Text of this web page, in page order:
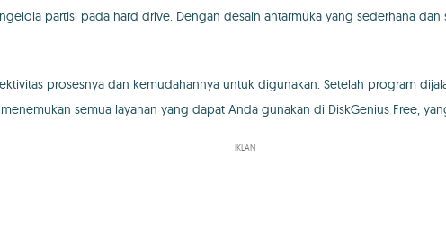
partisi pada hard drive. Dengan desain antarmuka yang sederhana
prosesnya dan kemudahannya untuk digunakan. Setelah program
semua layanan yang dapat Anda gunakan di DiskGenius Free,
IKLAN